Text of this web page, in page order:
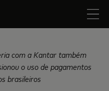
com a Kantar também
o uso de pagamentos
brasileiros